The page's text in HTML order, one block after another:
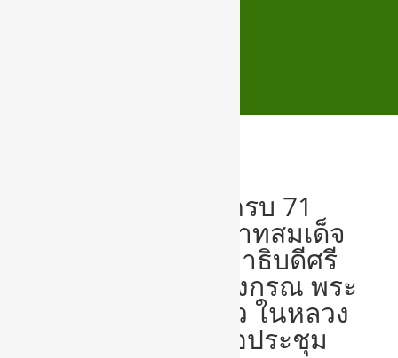
พระชนมพรรษา ครบ 71
พรรษา ของพระบาทสมเด็จ
พระปรเมนทรรามาธิบดีศรี
สินทรมหาวชิราลงกรณ พระ
วชิรเกล้าเจ้าอยู่หัว ในหลวง
รัชกาลที่ 10 ณ หอประชุม